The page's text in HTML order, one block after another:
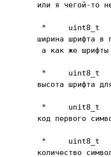
или я чегой-то
*     uint8_t
ширина шрифта в
а как же шрифты
*     uint8_t
высота шрифта
*     unit8_t
код первого
*     uint8_t
количество